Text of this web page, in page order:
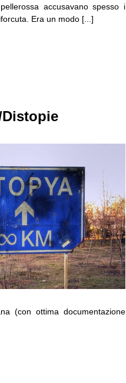
accusavano spesso i
Era un modo [...]
(con ottima documentazione